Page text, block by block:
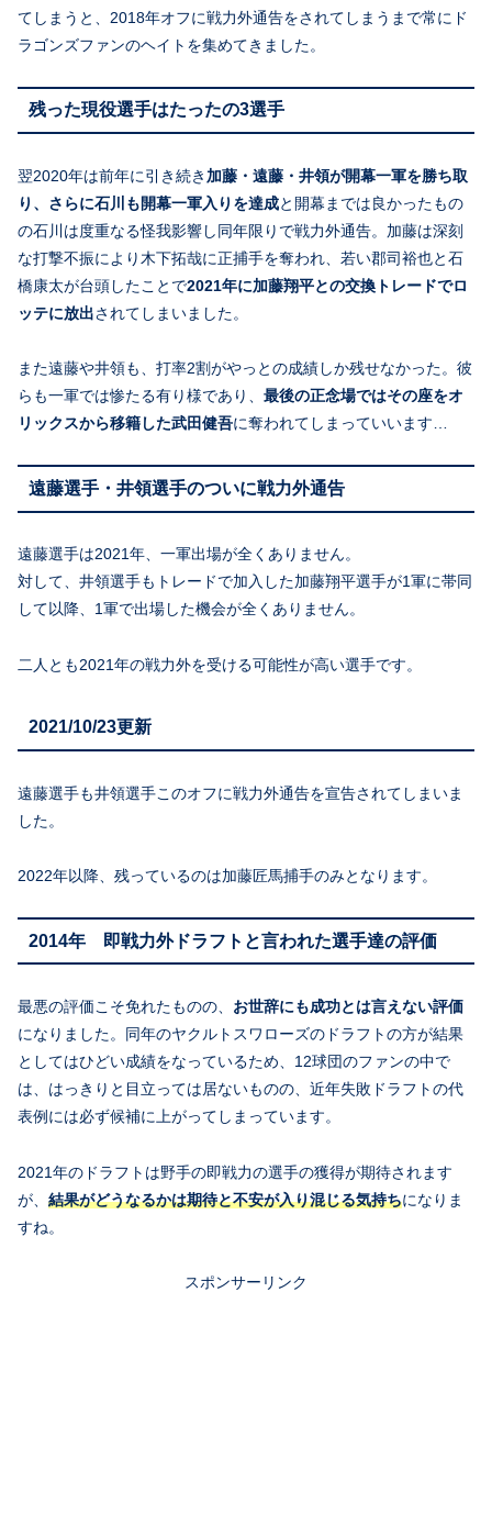
てしまうと、2018年オフに戦力外通告をされてしまうまで常にド
ラゴンズファンのヘイトを集めてきました。
残った現役選手はたったの3選手
翌2020年は前年に引き続き 加藤・遠藤・井領が開幕一軍を勝ち取
り、さらに石川も開幕一軍入りを達成と開幕までは良かったもの
の石川は度重なる怪我影響し同年限りで戦力外通告。加藤は深刻
な打撃不振により木下拓哉に正捕手を奪われ、若い郡司裕也と石
橋康太が台頭したことで2021年に加藤翔平との交換トレードでロ
ッテに放出されてしまいました。
また遠藤や井領も、打率2割がやっとの成績しか残せなかった。彼
らも一軍では惨たる有り様であり、 最後の正念場ではその座をオ
リックスから移籍した武田健吾に奪われてしまっていいます…
遠藤選手・井領選手のついに戦力外通告
遠藤選手は2021年、一軍出場が全くありません。
対して、井領選手もトレードで加入した加藤翔平選手が1軍に帯同
して以降、1軍で出場した機会が全くありません。
二人とも2021年の戦力外を受ける可能性が高い選手です。
2021/10/23更新
遠藤選手も井領選手このオフに戦力外通告を宣告されてしまいま
した。
2022年以降、残っているのは加藤匠馬捕手のみとなります。
2014年 即戦力外ドラフトと言われた選手達の評価
最悪の評価こそ免れたものの、 お世辞にも成功とは言えない評価
になりました。同年のヤクルトスワローズのドラフトの方が結果
としてはひどい成績をなっているため、12球団のファンの中で
は、はっきりと目立っては居ないものの、近年失敗ドラフトの代
表例には必ず候補に上がってしまっています。
2021年のドラフトは野手の即戦力の選手の獲得が期待されます
が、 結果がどうなるかは期待と不安が入り混じる気持ちになりま
すね。
スポンサーリンク